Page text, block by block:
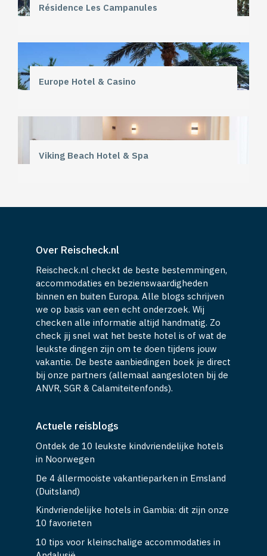
Résidence Les Campanules
Europe Hotel & Casino
Viking Beach Hotel & Spa
Over Reischeck.nl
Reischeck.nl checkt de beste bestemmingen,
accommodaties en bezienswaardigheden
binnen en buiten Europa. Alle blogs schrijven
we op basis van een echt onderzoek. Wij
checken alle informatie altijd handmatig. Zo
check jij snel wat het beste hotel is of wat de
leukste dingen zijn om te doen tijdens jouw
vakantie. De beste aanbiedingen boek je direct
bij onze partners (allemaal aangesloten bij de
ANVR, SGR & Calamiteitenfonds).
Actuele reisblogs
Ontdek de 10 leukste kindvriendelijke hotels
in Noorwegen
De 4 állermooiste vakantieparken in Emsland
(Duitsland)
Kindvriendelijke hotels in Gambia: dit zijn onze
10 favorieten
10 tips voor kleinschalige accommodaties in